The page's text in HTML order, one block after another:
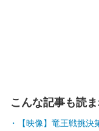
こんな記事も読
【映像】竜王戦挑決